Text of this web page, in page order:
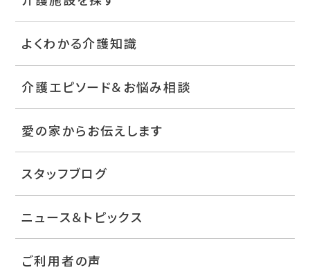
よくわかる介護知識
介護エピソード＆お悩み相談
愛の家からお伝えします
スタッフブログ
ニュース＆トピックス
ご利用者の声